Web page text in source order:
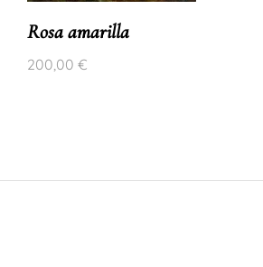
Rosa amarilla
200,00 €